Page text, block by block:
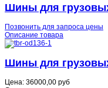
Шины для
Позвонить для запроса цены
Описание товара
Шины для
Цена: 36000,00 руб